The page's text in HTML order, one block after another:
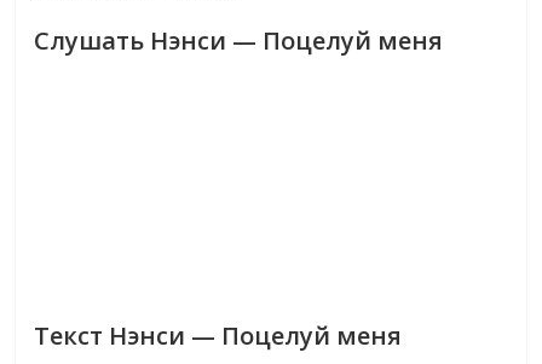
Слушать Нэнси — Поцелуй меня
Текст Нэнси — Поцелуй меня